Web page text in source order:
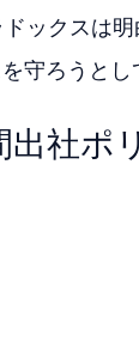
ックスは
守ろうとし
社ポ